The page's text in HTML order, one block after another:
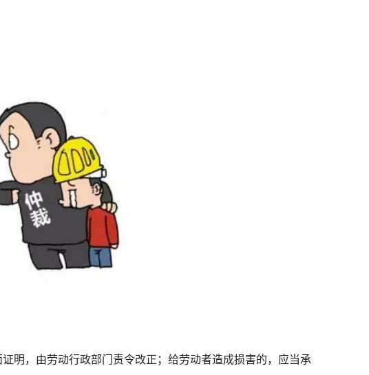
明，由劳动行政部门责令改正；给劳动者造成损害的，应当承